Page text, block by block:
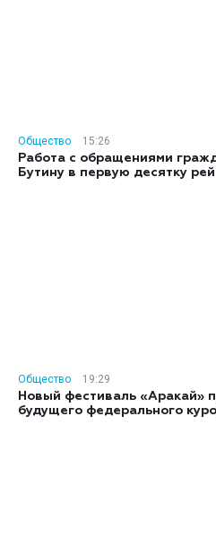
Общество
15:26
Работа с обращениями
Бутину в первую десятку
Общество
19:29
Новый фестиваль «Аракай»
будущего федерального